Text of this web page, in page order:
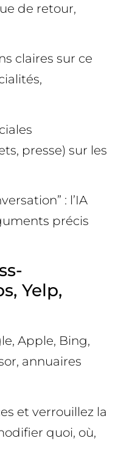
de retour,
claires sur ce
presse) sur les
: l’IA
précis
Yelp,
Apple, Bing,
annuaires
et verrouillez la
quoi, où,